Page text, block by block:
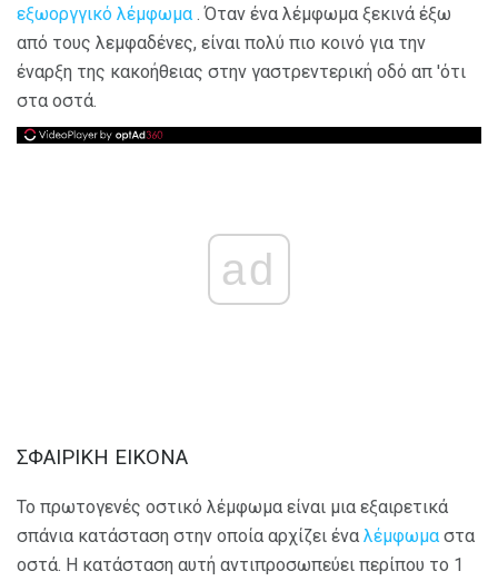
εξωοργγικό λέμφωμα . Όταν ένα λέμφωμα ξεκινά έξω
από τους λεμφαδένες, είναι πολύ πιο κοινό για την
έναρξη της κακοήθειας στην γαστρεντερική οδό απ 'ότι
στα οστά.
ad
ΣΦΑΙΡΙΚΗ ΕΙΚΟΝΑ
Το πρωτογενές οστικό λέμφωμα είναι μια εξαιρετικά
σπάνια κατάσταση στην οποία αρχίζει ένα λέμφωμα στα
οστά. Η κατάσταση αυτή αντιπροσωπεύει περίπου το 1